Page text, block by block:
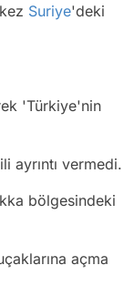
Suriye'deki
'Türkiye'nin
ayrıntı vermedi.
bölgesindeki
açma